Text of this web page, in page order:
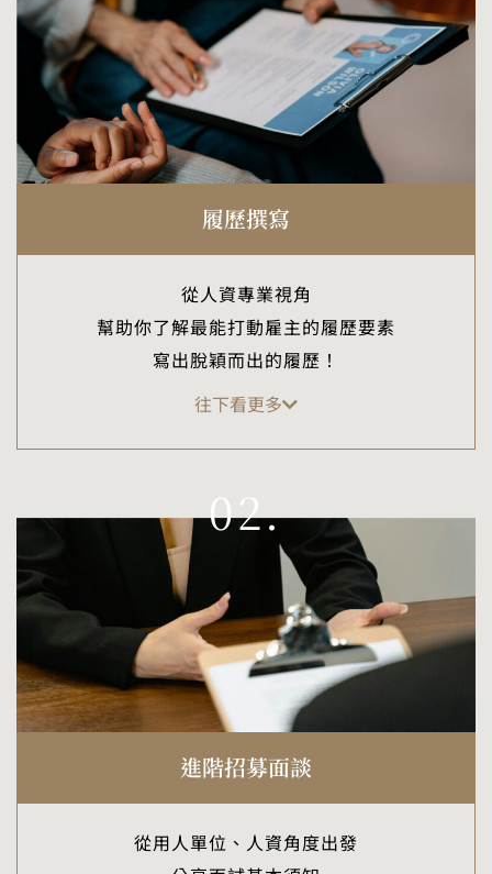
履歷撰寫
從人資專業視角
幫助你了解最能打動雇主的履歷要素
寫出脫穎而出的履歷！
往下看更多
02.
進階招募面談
從用人單位、人資角度出發